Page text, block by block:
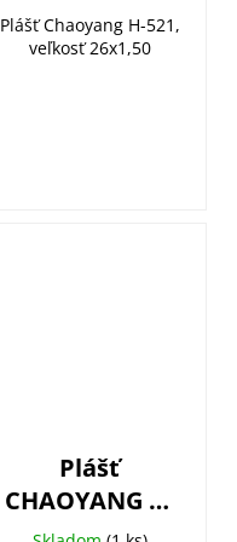
Plášť Chaoyang H-521,
veľkosť 26x1,50
Plášť
CHAOYANG H-
460 16x1,75